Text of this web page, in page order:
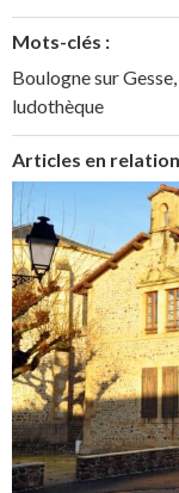
Mots-clés :
Boulogne sur Gesse,
ludothèque
Articles en